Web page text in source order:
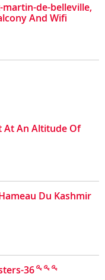
martin-de-belleville,
And Wifi
At An Altitude Of
Du Kashmir
36